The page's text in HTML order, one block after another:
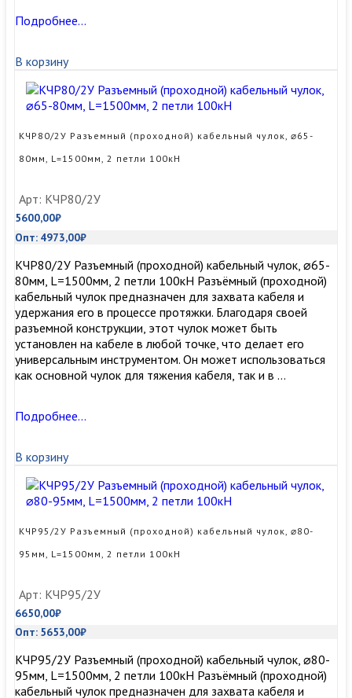
КЧР65/2У
кабельный
чулок,
⌀50-
65мм,
L=1500мм,
петли
Подробнее…
В корзину
КЧР80/2У Разъемный (проходной) кабельный чулок, ⌀65-
80мм, L=1500мм, 2 петли 100кН
Арт: КЧР80/2У
5600,00₽
Опт: 4973,00₽
КЧР80/2У Разъемный (проходной) кабельный чулок, ⌀65-
80мм, L=1500мм, 2 петли 100кН Разъёмный (проходной)
кабельный чулок предназначен для захвата кабеля и
удержания его в процессе протяжки. Благодаря своей
разъемной конструкции, этот чулок может быть
установлен на кабеле в любой точке, что делает его
универсальным инструментом. Он может использоваться
как основной чулок для тяжения кабеля, так и в …
КЧР80/2У
кабельный
чулок,
⌀65-
80мм,
L=1500мм,
петли
Подробнее…
В корзину
КЧР95/2У Разъемный (проходной) кабельный чулок, ⌀80-
95мм, L=1500мм, 2 петли 100кН
Арт: КЧР95/2У
6650,00₽
Опт: 5653,00₽
КЧР95/2У Разъемный (проходной) кабельный чулок, ⌀80-
95мм, L=1500мм, 2 петли 100кН Разъёмный (проходной)
кабельный чулок предназначен для захвата кабеля и